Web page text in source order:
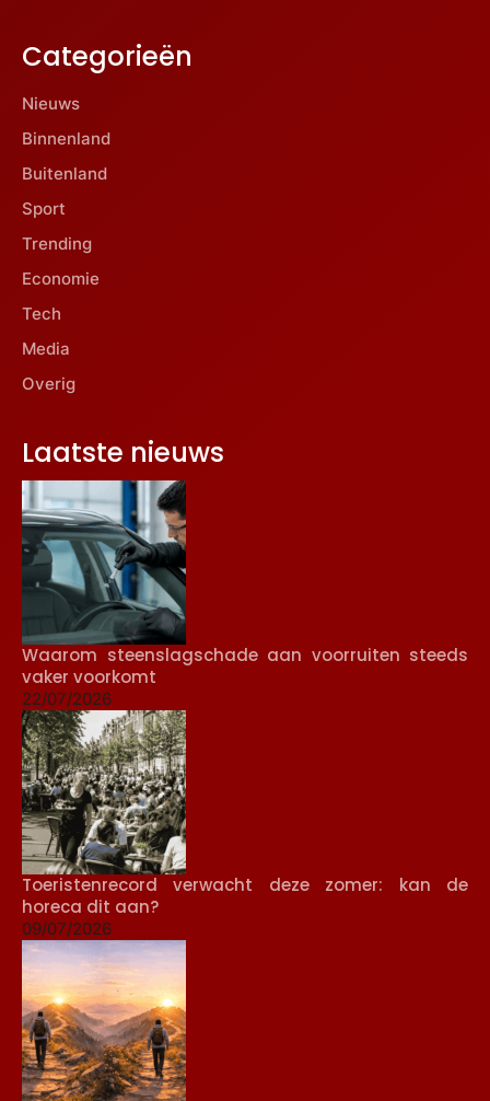
Categorieën
Nieuws
Binnenland
Buitenland
Sport
Trending
Economie
Tech
Media
Overig
Laatste nieuws
Waarom steenslagschade aan voorruiten steeds
vaker voorkomt
22/07/2026
Toeristenrecord verwacht deze zomer: kan de
horeca dit aan?
09/07/2026